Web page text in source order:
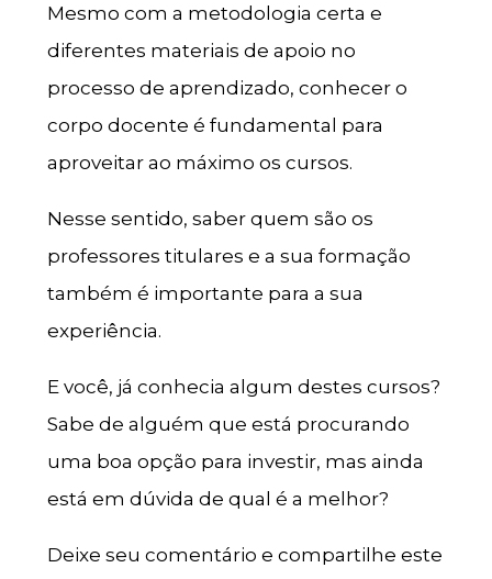
Mesmo com a metodologia certa e
diferentes materiais de apoio no
processo de aprendizado, conhecer o
corpo docente é fundamental para
aproveitar ao máximo os cursos.
Nesse sentido, saber quem são os
professores titulares e a sua formação
também é importante para a sua
experiência.
E você, já conhecia algum destes cursos?
Sabe de alguém que está procurando
uma boa opção para investir, mas ainda
está em dúvida de qual é a melhor?
Deixe seu comentário e compartilhe este